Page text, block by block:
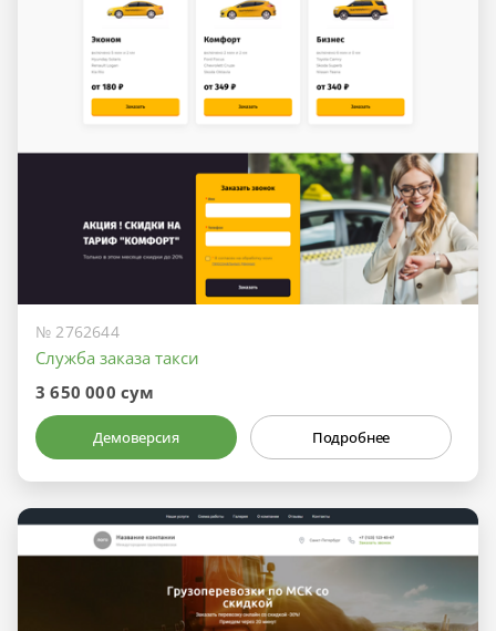
№ 2762644
Служба заказа такси
3 650 000 сум
Демоверсия Подробнее